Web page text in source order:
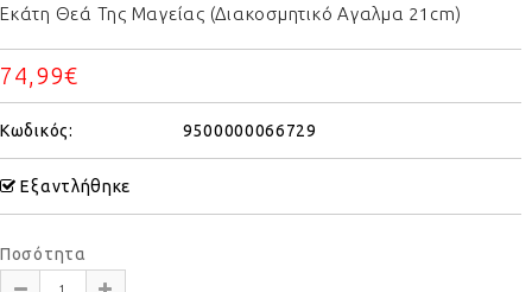
Εκάτη Θεά Της Μαγείας (Διακοσμητικό Αγαλμα 21cm)
74,99€
Κωδικός: 9500000066729
Εξαντλήθηκε
Ποσότητα